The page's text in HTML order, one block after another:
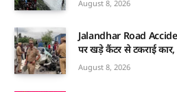
August 8, 2026
Jalandhar Road
पर खड़े कैंटर से टकराई कार,
August 8, 2026